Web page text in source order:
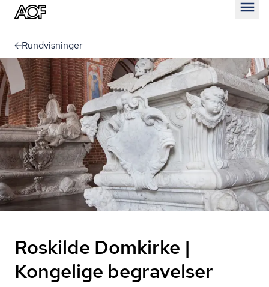
Rundvisninger
Roskilde Domkirke |
Kongelige begravelser